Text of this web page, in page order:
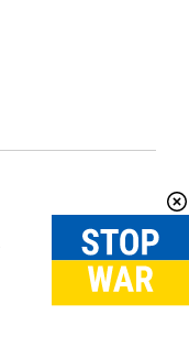
Вгору↑